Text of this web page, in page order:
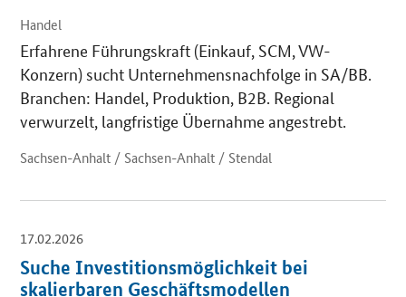
Handel
Erfahrene Führungskraft (Einkauf, SCM, VW-
Konzern) sucht Unternehmensnachfolge in SA/BB.
Branchen: Handel, Produktion, B2B. Regional
verwurzelt, langfristige Übernahme angestrebt.
Sachsen-Anhalt / Sachsen-Anhalt / Stendal
17.02.2026
Suche Investitionsmöglichkeit bei
skalierbaren Geschäftsmodellen